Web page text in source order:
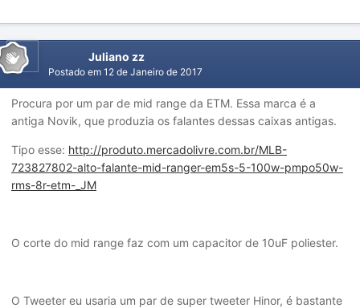
Juliano zz
Postado em 12 de Janeiro de 2017
Procura por um par de mid range da ETM. Essa marca é a
antiga Novik, que produzia os falantes dessas caixas antigas.
Tipo esse: http://produto.mercadolivre.com.br/MLB-
723827802-alto-falante-mid-ranger-em5s-5-100w-pmpo50w-
rms-8r-etm-_JM
O corte do mid range faz com um capacitor de 10uF poliester.
O Tweeter eu usaria um par de super tweeter Hinor, é bastante